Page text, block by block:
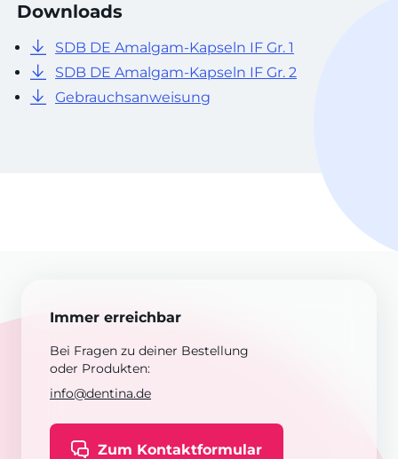
Downloads
SDB DE Amalgam-Kapseln IF Gr. 1
SDB DE Amalgam-Kapseln IF Gr. 2
Gebrauchsanweisung
Immer erreichbar
Bei Fragen zu deiner Bestellung
oder Produkten:
info@dentina.de
Zum Kontaktformular